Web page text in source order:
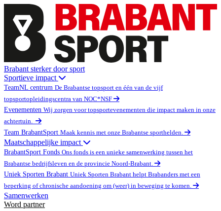
Brabant sterker door sport
Sportieve impact
TeamNL centrum De Brabantse topsport en één van de vijf
topsportopleidingscentra van NOC*NSF
Evenementen Wij zorgen voor topsportevenementen die impact maken in onze
achtertuin.
Team BrabantSport Maak kennis met onze Brabantse sporthelden.
Maatschappelijke impact
BrabantSport Fonds Ons fonds is een unieke samenwerking tussen het
Brabantse bedrijfsleven en de provincie Noord-Brabant.
Uniek Sporten Brabant Uniek Sporten Brabant helpt Brabanders met een
beperking of chronische aandoening om (weer) in beweging te komen.
Samenwerken
Word partner